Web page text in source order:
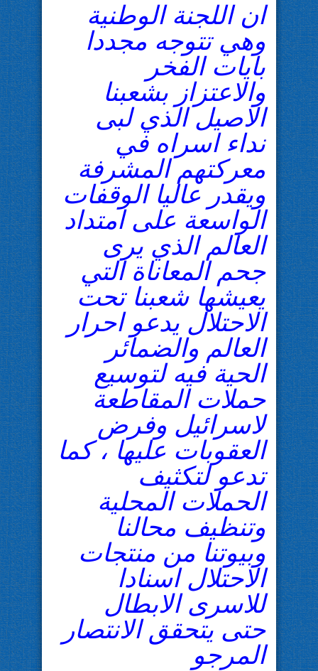
ان اللجنة الوطنية
وهي تتوجه مجددا
بايات الفخر
والاعتزاز بشعبنا
الاصيل الذي لبى
نداء اسراه في
معركتهم المشرفة
ويقدر عاليا الوقفات
الواسعة على امتداد
العالم الذي يرى
جحم المعاناة التي
يعيشها شعبنا تحت
الاحتلال يدعو احرار
العالم والضمائر
الحية فيه لتوسيع
حملات المقاطعة
لاسرائيل وفرض
العقوبات عليها ، كما
تدعو لتكثيف
الحملات المحلية
وتنظيف محالنا
وبيوتنا من منتجات
الاحتلال اسنادا
للاسرى الابطال
حتى يتحقق الانتصار
المرجو